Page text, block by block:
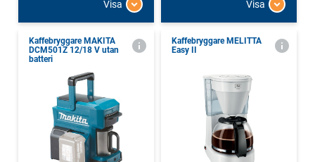
Visa Visa
Kaffebryggare MAKITA
DCM501Z 12/18 V utan
batteri
Kaffebryggare MELITTA
Easy II